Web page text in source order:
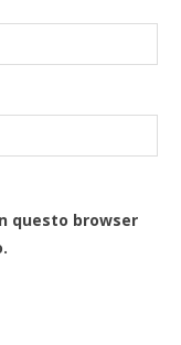
questo browser